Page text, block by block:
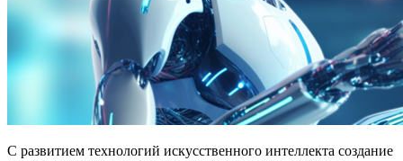
С развитием технологий искусственного интеллекта создание